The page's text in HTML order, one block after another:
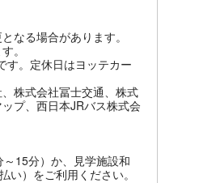
なる場合があります。
。
す。定休日はヨッテカー
株式会社冨士交通、株式
プ、西日本JRバス株式会
15分）か、見学施設和
い）をご利用ください。